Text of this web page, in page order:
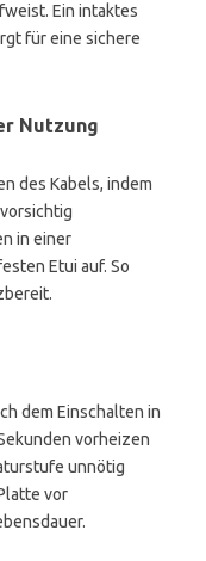
Ein intaktes
für eine sichere
Nutzung
des Kabels, indem
in einer
Etui auf. So
dem Einschalten in
vorheizen
unnötig
vor